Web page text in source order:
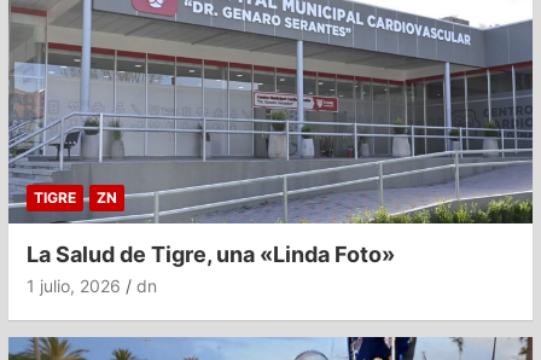
TIGRE ZN
La Salud de Tigre, una «Linda Foto»
1 julio, 2026 dn